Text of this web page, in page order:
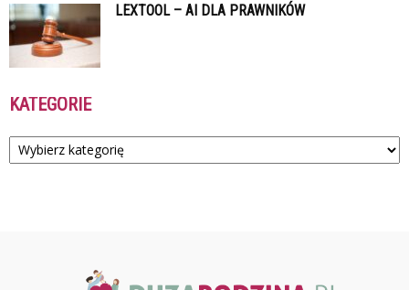
LEXTOOL – AI DLA PRAWNIKÓW
KATEGORIE
Kategorie